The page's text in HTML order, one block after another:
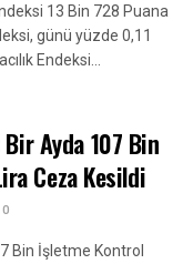
13 Bin 728 Puana
günü yüzde 0,11
Endeksi...
Ayda 107 Bin
Ceza Kesildi
0
Bin İşletme Kontrol